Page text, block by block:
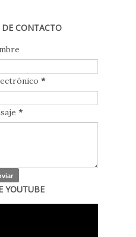
CONTACTO
*
*
YOUTUBE